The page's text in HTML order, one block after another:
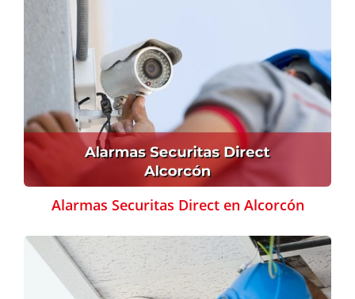
Alarmas Securitas Direct en Alcorcón